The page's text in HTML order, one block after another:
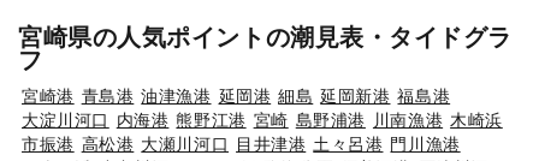
宮崎県の人気ポイントの潮見表・タイドグラ
フ
宮崎港 青島港 油津漁港 延岡港 細島 延岡新港 福島港
大淀川河口
内海港 熊野江港 宮崎 島野浦港 川南漁港 木崎浜
市振港 高松港 大瀬川河口 目井津港 土々呂港 門川漁港